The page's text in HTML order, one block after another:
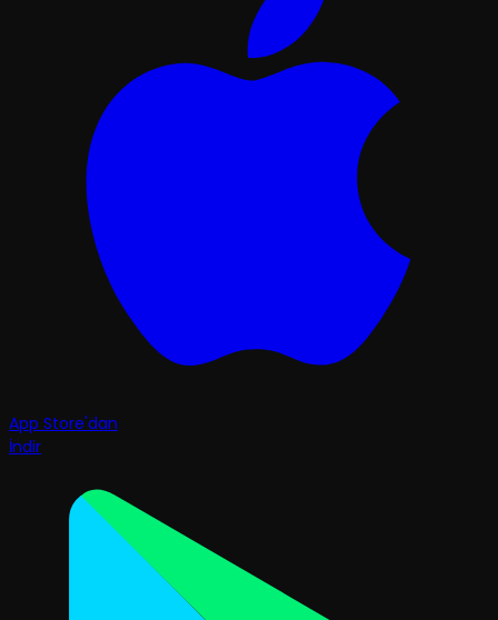
App Store'dan
İndir